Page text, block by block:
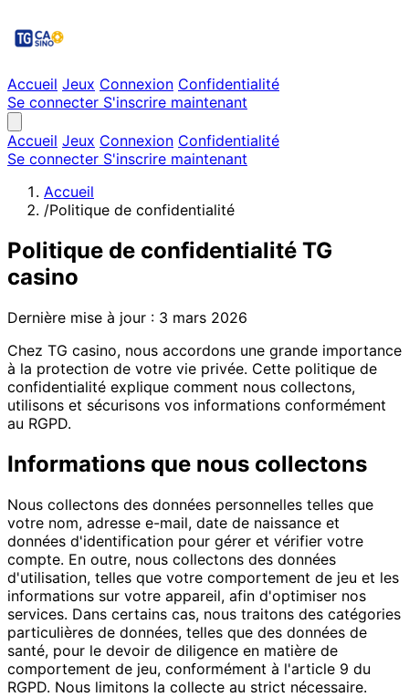
Accueil Jeux Connexion Confidentialité
Se connecter S'inscrire maintenant
Accueil Jeux Connexion Confidentialité
Se connecter S'inscrire maintenant
Accueil
/Politique de confidentialité
Politique de confidentialité TG
casino
Dernière mise à jour : 3 mars 2026
Chez TG casino, nous accordons une grande importance
à la protection de votre vie privée. Cette politique de
confidentialité explique comment nous collectons,
utilisons et sécurisons vos informations conformément
au RGPD.
Informations que nous collectons
Nous collectons des données personnelles telles que
votre nom, adresse e-mail, date de naissance et
données d'identification pour gérer et vérifier votre
compte. En outre, nous collectons des données
d'utilisation, telles que votre comportement de jeu et les
informations sur votre appareil, afin d'optimiser nos
services. Dans certains cas, nous traitons des catégories
particulières de données, telles que des données de
santé, pour le devoir de diligence en matière de
comportement de jeu, conformément à l'article 9 du
RGPD. Nous limitons la collecte au strict nécessaire.